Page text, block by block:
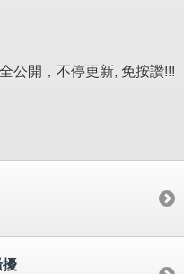
公開，不停更新, 免按讚!!!
擾